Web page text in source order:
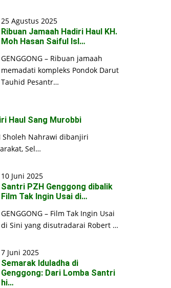
25 Agustus 2025
Ribuan Jamaah Hadiri Haul KH.
Moh Hasan Saiful Isl…
GENGGONG – Ribuan jamaah
memadati kompleks Pondok Darut
Tauhid Pesantr…
Haul Sang Murobbi
Sholeh Nahrawi dibanjiri
Sel…
10 Juni 2025
Santri PZH Genggong dibalik
Film Tak Ingin Usai di…
GENGGONG – Film Tak Ingin Usai
di Sini yang disutradarai Robert …
7 Juni 2025
Semarak Iduladha di
Genggong: Dari Lomba Santri
hi…